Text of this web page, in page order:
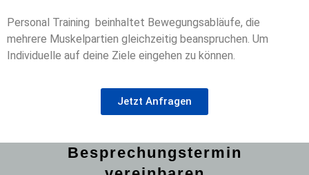
Personal Training beinhaltet Bewegungsabläufe, die
mehrere Muskelpartien gleichzeitig beanspruchen. Um
Individuelle auf deine Ziele eingehen zu können.
Jetzt Anfragen
Besprechungstermin